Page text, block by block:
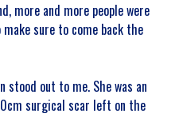
more and more people were
sure to come back the
stood out to me. She was an
surgical scar left on the